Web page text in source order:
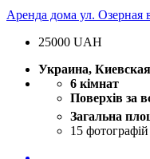
Аренда дома ул. Озерная
25000 UAH
Украина,
6 кімнат
Поверхів за
Загальна
15 фотографій